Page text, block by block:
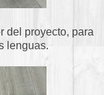
del proyecto, para
lenguas.